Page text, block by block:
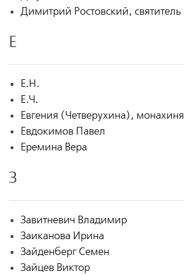
Димитрий Ростовский, святитель
Е
Е.Н.
Е.Ч.
Евгения (Четверухина), монахиня
Евдокимов Павел
Еремина Вера
З
Завитневич Владимир
Заиканова Ирина
Зайденберг Семен
Зайцев Виктор